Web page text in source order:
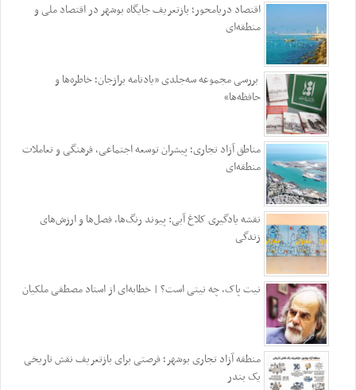
اقتصاد دریامحور؛ بازتعریف جایگاه بوشهر در اقتصاد ملی و
منطقه‌ای
بررسی مجموعه سه‌جلدی «یادنامه برازجان؛ خاطره‌ها و
حافظه‌ها»
مناطق آزاد تجاری؛ پیشران توسعه اجتماعی، فرهنگی و تعاملات
منطقه‌ای
نقشه یادگیری کلاغ آبی: پیوند رنگ‌ها، فصل‌ها و ارزش‌های
زندگی
نیت پاک، چه نیتی است؟ | خطابه‌ای از استاد مصطفی ملکیان
منطقه آزاد تجاری بوشهر؛ فرصتی برای بازتعریف نقش تاریخی
یک بندر